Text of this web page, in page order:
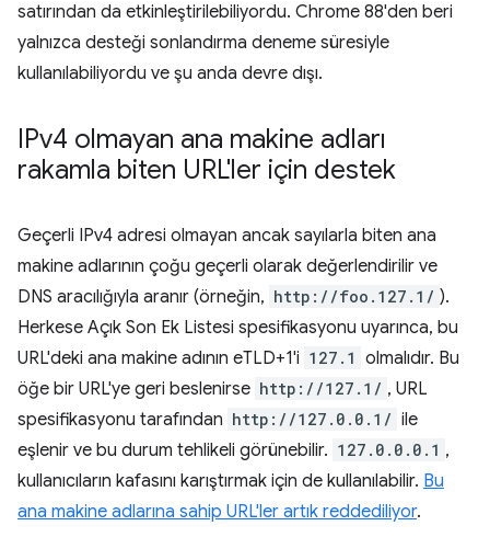
satırından da etkinleştirilebiliyordu. Chrome 88'den beri
yalnızca desteği sonlandırma deneme süresiyle
kullanılabiliyordu ve şu anda devre dışı.
IPv4 olmayan ana makine adları
rakamla biten URL'ler için destek
Geçerli IPv4 adresi olmayan ancak sayılarla biten ana
makine adlarının çoğu geçerli olarak değerlendirilir ve
DNS aracılığıyla aranır (örneğin, http://foo.127.1/ ).
Herkese Açık Son Ek Listesi spesifikasyonu uyarınca, bu
URL'deki ana makine adının eTLD+1'i 127.1 olmalıdır. Bu
öğe bir URL'ye geri beslenirse http://127.1/ , URL
spesifikasyonu tarafından http://127.0.0.1/ ile
eşlenir ve bu durum tehlikeli görünebilir. 127.0.0.0.1 ,
kullanıcıların kafasını karıştırmak için de kullanılabilir. Bu
ana makine adlarına sahip URL'ler artık reddediliyor.